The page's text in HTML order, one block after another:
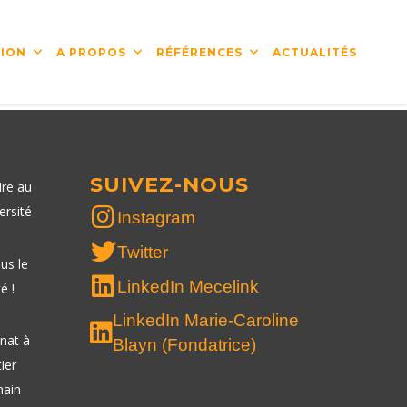
A PROPOS RÉFÉRENCES ACTUALITÉS
au
le
!
à
SUIVEZ-NOUS
Instagram
Twitter
LinkedIn Mecelink
LinkedIn Marie-Caroline
Blayn (Fondatrice)